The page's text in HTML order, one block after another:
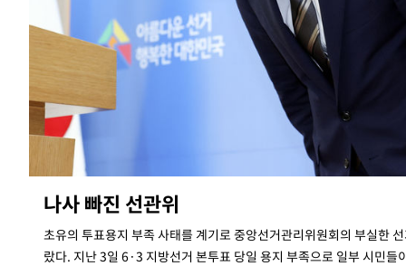
나사 빠진 선관위
초유의 투표용지 부족 사태를 계기로 중앙선거관리위원회의 부실한
랐다. 지난 3일 6·3 지방선거 본투표 당일 용지 부족으로 일부 시민들